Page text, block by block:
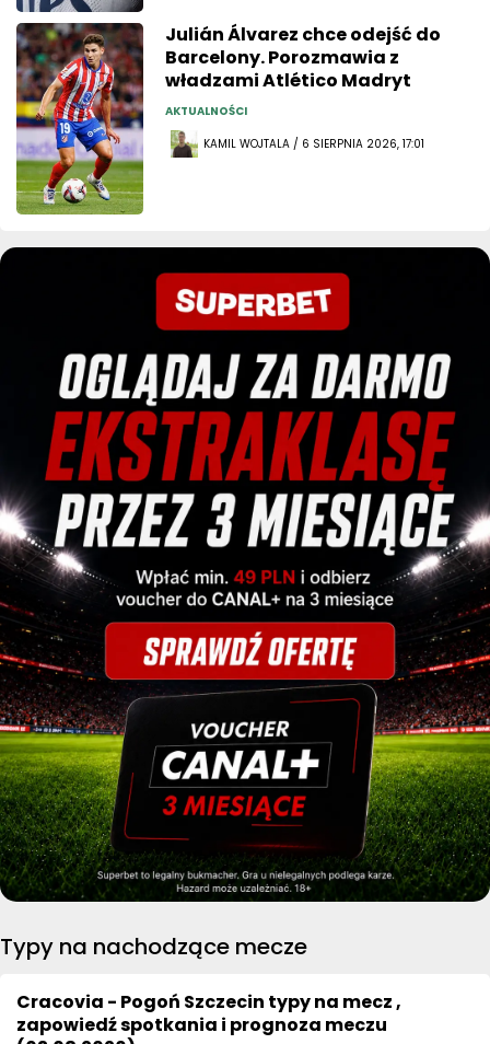
Julián Álvarez chce odejść do
Barcelony. Porozmawia z
władzami Atlético Madryt
AKTUALNOŚCI
KAMIL WOJTALA / 6 SIERPNIA 2026, 17:01
Typy na nachodzące mecze
Cracovia - Pogoń Szczecin typy na mecz ,
zapowiedź spotkania i prognoza meczu